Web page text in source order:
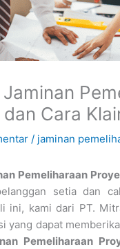
Cara
/ jaminan
Pemeliharaan
setia dan
ini, kami dari PT.
yang dapat
Pemeliharaan